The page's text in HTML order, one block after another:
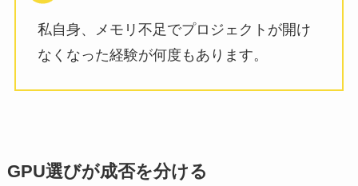
私自身、メモリ不足でプロジェクトが開け
なくなった経験が何度もあります。
GPU選びが成否を分ける